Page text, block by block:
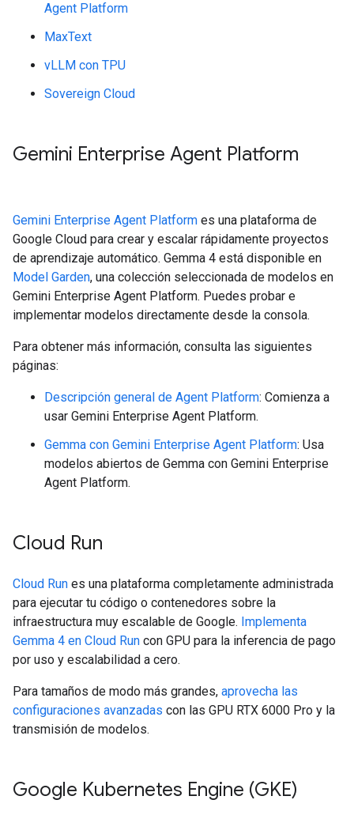
Agent Platform
MaxText
vLLM con TPU
Sovereign Cloud
Gemini Enterprise Agent Platform
Gemini Enterprise Agent Platform es una plataforma de
Google Cloud para crear y escalar rápidamente proyectos
de aprendizaje automático. Gemma 4 está disponible en
Model Garden, una colección seleccionada de modelos en
Gemini Enterprise Agent Platform. Puedes probar e
implementar modelos directamente desde la consola.
Para obtener más información, consulta las siguientes
páginas:
Descripción general de Agent Platform: Comienza a
usar Gemini Enterprise Agent Platform.
Gemma con Gemini Enterprise Agent Platform: Usa
modelos abiertos de Gemma con Gemini Enterprise
Agent Platform.
Cloud Run
Cloud Run es una plataforma completamente administrada
para ejecutar tu código o contenedores sobre la
infraestructura muy escalable de Google. Implementa
Gemma 4 en Cloud Run con GPU para la inferencia de pago
por uso y escalabilidad a cero.
Para tamaños de modo más grandes, aprovecha las
configuraciones avanzadas con las GPU RTX 6000 Pro y la
transmisión de modelos.
Google Kubernetes Engine (GKE)